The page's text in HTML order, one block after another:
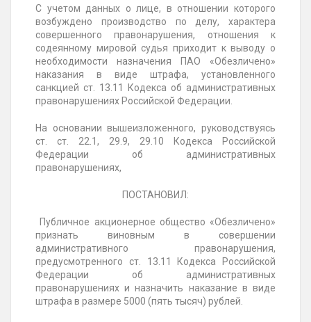
С учетом данных о лице, в отношении которого
возбуждено производство по делу, характера
совершенного правонарушения, отношения к
содеянному мировой судья приходит к выводу о
необходимости назначения ПАО «Обезличено»
наказания в виде штрафа, установленного
санкцией ст. 13.11 Кодекса об административных
правонарушениях Российской Федерации.
На основании вышеизложенного, руководствуясь
ст. ст. 22.1, 29.9, 29.10 Кодекса Российской
Федерации об административных
правонарушениях,
ПОСТАНОВИЛ:
Публичное акционерное общество «Обезличено»
признать виновным в совершении
административного правонарушения,
предусмотренного ст. 13.11 Кодекса Российской
Федерации об административных
правонарушениях и назначить наказание в виде
штрафа в размере 5000 (пять тысяч) рублей.